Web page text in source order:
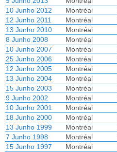
10 Junho 2012
Montréal
12 Junho 2011
Montréal
13 Junho 2010
Montréal
8 Junho 2008
Montréal
10 Junho 2007
Montréal
25 Junho 2006
Montréal
12 Junho 2005
Montréal
13 Junho 2004
Montréal
15 Junho 2003
Montréal
9 Junho 2002
Montréal
10 Junho 2001
Montréal
18 Junho 2000
Montréal
13 Junho 1999
Montréal
7 Junho 1998
Montréal
15 Junho 1997
Montréal